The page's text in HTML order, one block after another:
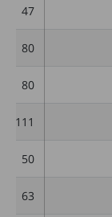
47
80
80
111
50
63